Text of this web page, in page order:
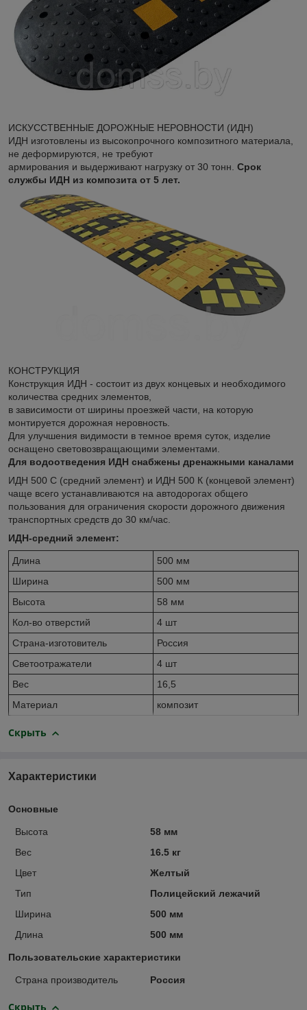
ИСКУССТВЕННЫЕ ДОРОЖНЫЕ НЕРОВНОСТИ (ИДН)
ИДН изготовлены из высокопрочного композитного материала,
не деформируются, не требуют
армирования и выдерживают нагрузку от 30 тонн. Срок
службы ИДН из композита от 5 лет.
КОНСТРУКЦИЯ
Конструкция ИДН - состоит из двух концевых и необходимого
количества средних элементов,
в зависимости от ширины проезжей части, на которую
монтируется дорожная неровность.
Для улучшения видимости в темное время суток, изделие
оснащено световозвращающими элементами.
Для водоотведения ИДН снабжены дренажными каналами
ИДН 500 С (средний элемент) и ИДН 500 К (концевой элемент)
чаще всего устанавливаются на автодорогах общего
пользования для ограничения скорости дорожного движения
транспортных средств до 30 км/час.
ИДН-средний элемент:
Длина
500 мм
Ширина
500 мм
Высота
58 мм
Кол-во отверстий
4 шт
Страна-изготовитель
Россия
Светоотражатели
4 шт
Вес
16,5
Материал
композит
Скрыть
Характеристики
Основные
Высота
58 мм
Вес
16.5 кг
Цвет
Желтый
Тип
Полицейский лежачий
Ширина
500 мм
Длина
500 мм
Пользовательские характеристики
Страна производитель Россия
Скрыть